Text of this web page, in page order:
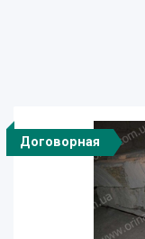
Договорная